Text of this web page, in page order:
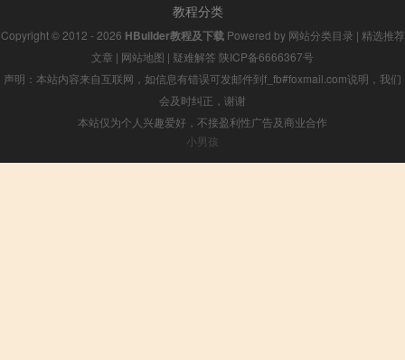
教程分类
Copyright © 2012 - 2026 HBuilder教程及下载Powered by 网站分类目录 | 精选推荐
文章 | 网站地图 | 疑难解答 陕ICP备6666367号
声明：本站内容来自互联网，如信息有错误可发邮件到f_fb#foxmail.com说明，我们
会及时纠正，谢谢
本站仅为个人兴趣爱好，不接盈利性广告及商业合作
小男孩